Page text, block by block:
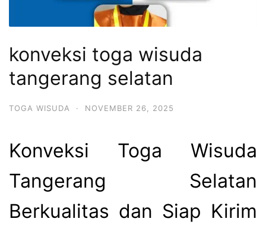
konveksi toga wisuda
tangerang selatan
TOGA WISUDA · NOVEMBER 26, 2025
Konveksi Toga Wisuda
Tangerang Selatan
Berkualitas dan Siap Kirim